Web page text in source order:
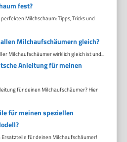
fest?
Milchschaum: Tipps, Tricks und
Milchaufschäumern gleich?
Milchaufschäumer wirklich gleich ist und...
Anleitung für meinen
für deinen Milchaufschäumer? Hier
für meinen speziellen
Ersatzteile für deinen Milchaufschäumer!